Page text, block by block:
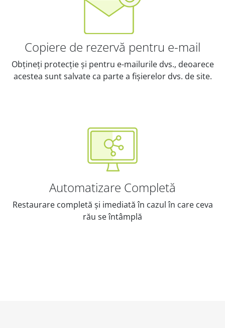
Copiere de rezervă pentru e-mail
Obțineți protecție și pentru e-mailurile dvs., deoarece
acestea sunt salvate ca parte a fișierelor dvs. de site.
Automatizare Completă
Restaurare completă și imediată în cazul în care ceva
rău se întâmplă